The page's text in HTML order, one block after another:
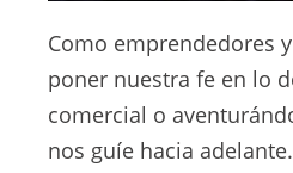
Como emprendedores
poner nuestra fe en lo
comercial o
nos guíe hacia